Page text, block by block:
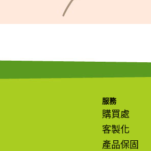
服務
購買處
客製化
產品保固